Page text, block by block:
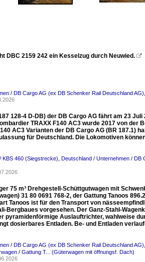
DBC 2159 242 ein Kesselzug durch Neuwied. 
/ DB Cargo AG (ex DB Schenker Rail Deutschland AG)
128-4 D-DB) der DB Cargo AG fährt am 23
TRAXX F140 AC3 wurde 2017 von
AC3 Varianten der DB Cargo AG (BR 187.1)
für Deutschland. Die Lokomotiven
KBS 460 (Siegstrecke) Deutschland / Unternehmen / DB
75 m³ Drehgestell-Schüttgutwagen mit
31 80 0691 768-2, der Gattung Tanoos
Tanoos ist für den Transport von
Bergbaues vorgesehen. Der Ganz-Stahl-
pyramidenförmige Auslauftrichter, wahlweise
dosierbares Entladen. Be- und Entladen
/ DB Cargo AG (ex DB Schenker Rail Deutschland AG)
/ Gattung T... (Güterwagen mit öffnungsf. Dach)